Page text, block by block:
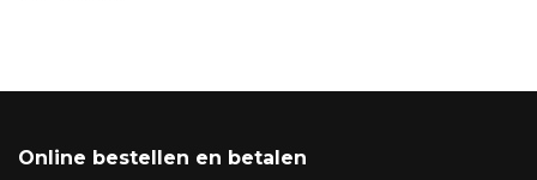
Online bestellen en betalen